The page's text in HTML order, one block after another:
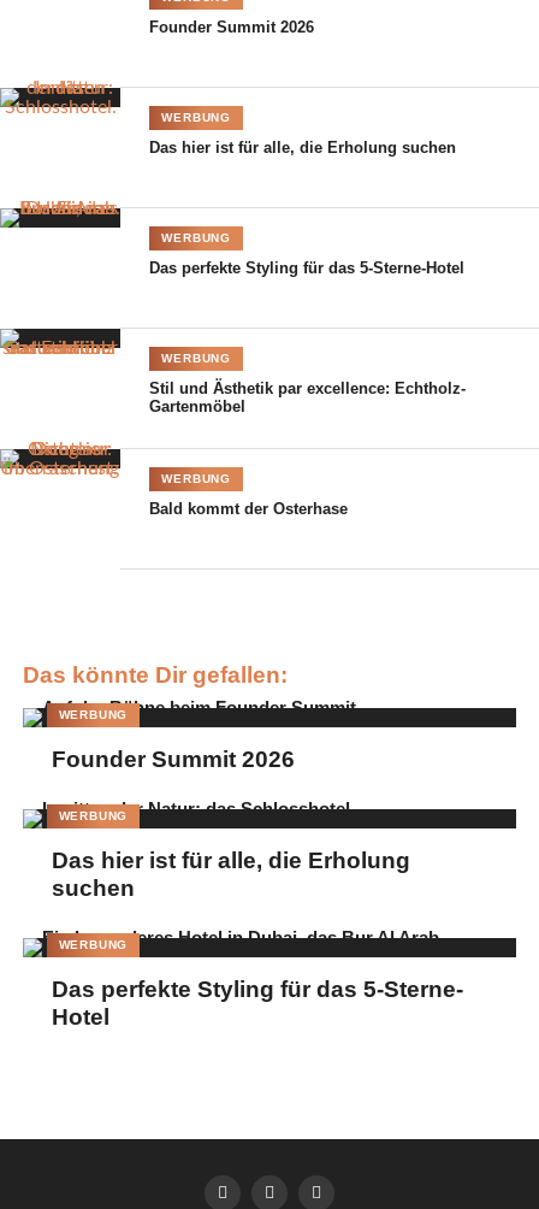
Founder Summit 2026
WERBUNG
Das hier ist für alle, die Erholung suchen
WERBUNG
Das perfekte Styling für das 5-Sterne-Hotel
WERBUNG
Stil und Ästhetik par excellence: Echtholz-
Gartenmöbel
WERBUNG
Bald kommt der Osterhase
Das könnte Dir gefallen:
WERBUNG
Founder Summit 2026
WERBUNG
Das hier ist für alle, die Erholung
suchen
WERBUNG
Das perfekte Styling für das 5-Sterne-
Hotel